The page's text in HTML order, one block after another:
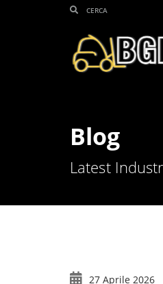
Blog
Latest
27 Aprile 2026